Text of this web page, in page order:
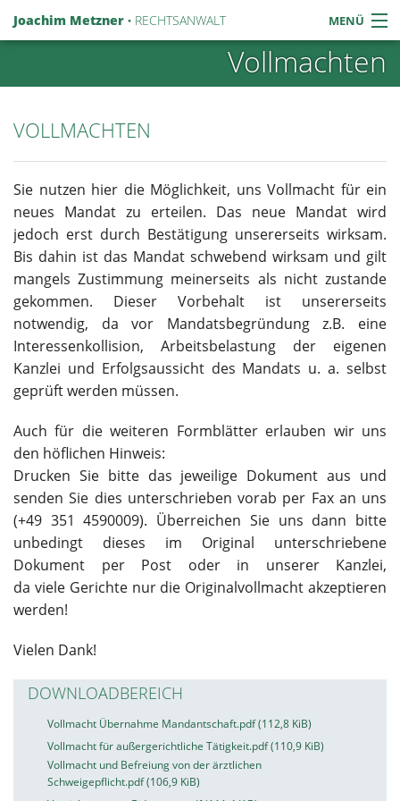
Joachim Metzner · RECHTSANWALT MENÜ
ÜBER UNS
GEBÜHREN
VOLLMACHTEN
Vollmachten
VOLLMACHTEN
Sie nutzen hier die Möglichkeit, uns Vollmacht für ein
neues Mandat zu erteilen. Das neue Mandat wird
jedoch erst durch Bestätigung unsererseits wirksam.
Bis dahin ist das Mandat schwebend wirksam und gilt
mangels Zustimmung meinerseits als nicht zustande
gekommen. Dieser Vorbehalt ist unsererseits
notwendig, da vor Mandatsbegründung z.B. eine
Interessenkollision, Arbeitsbelastung der eigenen
Kanzlei und Erfolgsaussicht des Mandats u. a. selbst
geprüft werden müssen.
Auch für die weiteren Formblätter erlauben wir uns
den höflichen Hinweis:
Drucken Sie bitte das jeweilige Dokument aus und
senden Sie dies unterschrieben vorab per Fax an uns
(+49 351 4590009). Überreichen Sie uns dann bitte
unbedingt dieses im Original unterschriebene
Dokument per Post oder in unserer Kanzlei,
da viele Gerichte nur die Originalvollmacht akzeptieren
werden!
Vielen Dank!
DOWNLOADBEREICH
Vollmacht Übernahme Mandantschaft.pdf(112,8 KiB)
Vollmacht für außergerichtliche Tätigkeit.pdf(110,9 KiB)
Vollmacht und Befreiung von der ärztlichen
Schweigepflicht.pdf(106,9 KiB)